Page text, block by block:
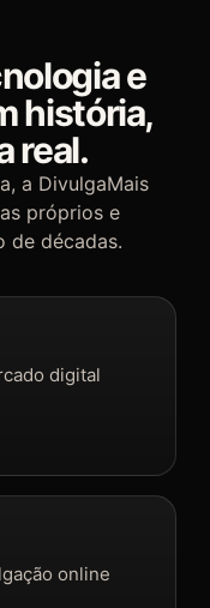
e
história,
real.
a DivulgaMais
próprios e
de décadas.
digital
online